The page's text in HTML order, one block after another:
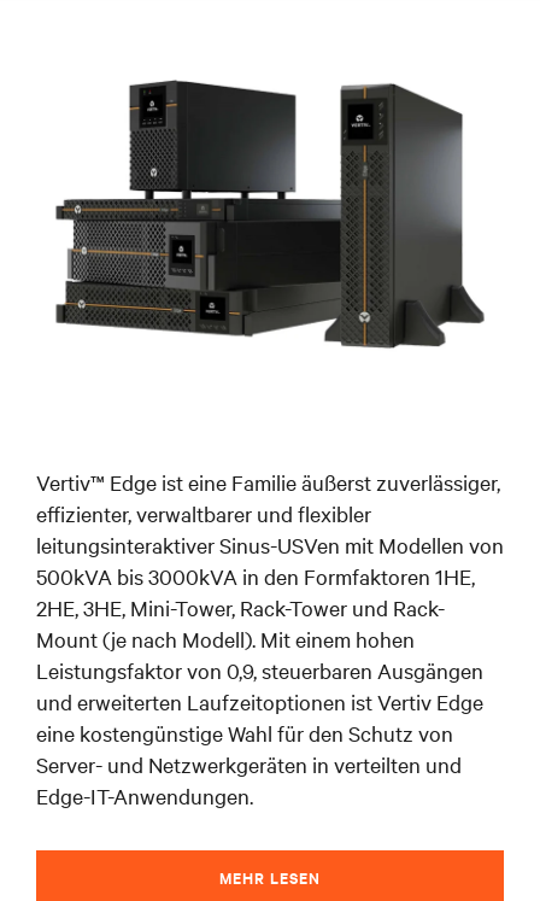
Vertiv™ Edge ist eine Familie äußerst zuverlässiger,
effizienter, verwaltbarer und flexibler
leitungsinteraktiver Sinus-USVen mit Modellen von
500kVA bis 3000kVA in den Formfaktoren 1HE,
2HE, 3HE, Mini-Tower, Rack-Tower und Rack-
Mount (je nach Modell). Mit einem hohen
Leistungsfaktor von 0,9, steuerbaren Ausgängen
und erweiterten Laufzeitoptionen ist Vertiv Edge
eine kostengünstige Wahl für den Schutz von
Server- und Netzwerkgeräten in verteilten und
Edge-IT-Anwendungen.
MEHR LESEN